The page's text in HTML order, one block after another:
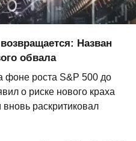
Назван
обвала
фоне роста S&P 500 до
о риске нового краха
раскритиковал